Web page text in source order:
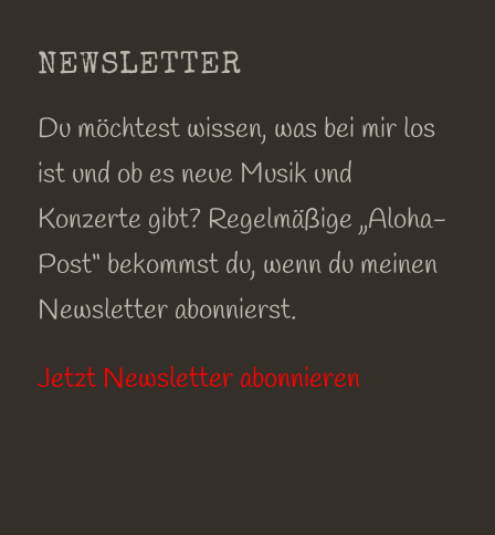
NEWSLETTER
Du möchtest wissen, was bei mir los
ist und ob es neue Musik und
Konzerte gibt? Regelmäßige „Aloha-
Post“ bekommst du, wenn du meinen
Newsletter abonnierst.
Jetzt Newsletter abonnieren